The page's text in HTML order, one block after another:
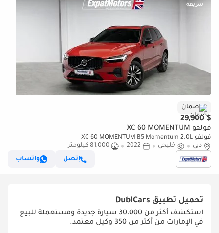
ضمان
$ 29,900
فولفو XC 60 MOMENTUM
فولفو XC 60 MOMENTUM B5 Momentum 2.0L
دبي
خليجي 2022
81,000 كيلومتر
إتصل
واتساب
تحميل تطبيق DubiCars
استكشف أكثر من 30،000 سيارة جديدة ومستعملة للبيع
في الإمارات من أكثر من 350 وكيل معتمد.